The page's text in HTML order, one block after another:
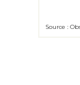
Source :